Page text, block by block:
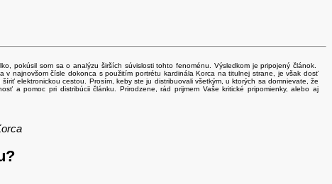
pokúsil som sa o analýzu širších súvislosti tohto fenoménu. Výsledkom je pripojený článok.
najnovšom čísle dokonca s použitím portrétu kardinála Korca na titulnej strane, je však dosť
elektronickou cestou. Prosím, keby ste ju distribuovali všetkým, u ktorých sa domnievate, že
a pomoc pri distribúcii článku. Prirodzene, rád prijmem Vaše kritické pripomienky, alebo aj